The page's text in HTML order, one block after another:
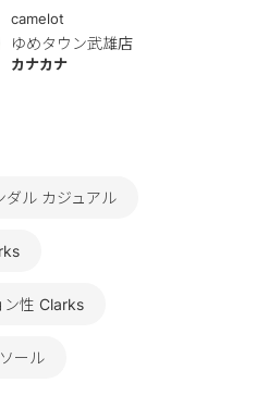
camelot
ゆめタウン武雄店
カナカナ
ダル カジュアル
ン性 Clarks
ール